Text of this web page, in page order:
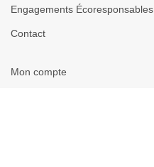
Engagements Écoresponsables
Contact
Mon compte